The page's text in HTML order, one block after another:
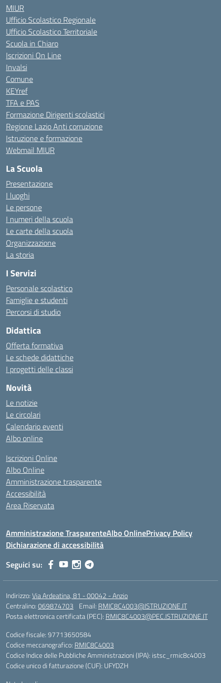
MIUR
Ufficio Scolastico Regionale
Ufficio Scolastico Territoriale
Scuola in Chiaro
Iscrizioni On Line
Invalsi
Comune
KEYref
TFA e PAS
Formazione Dirigenti scolastici
Regione Lazio Anti corruzione
Istruzione e formazione
Webmail MIUR
La Scuola
Presentazione
I luoghi
Le persone
I numeri della scuola
Le carte della scuola
Organizzazione
La storia
I Servizi
Personale scolastico
Famiglie e studenti
Percorsi di studio
Didattica
Offerta formativa
Le schede didattiche
I progetti delle classi
Novità
Le notizie
Le circolari
Calendario eventi
Albo online
Iscrizioni Online
Albo Online
Amministrazione trasparente
Accessibilità
Area Riservata
Amministrazione TrasparenteAlbo OnlinePrivacy Policy
Dichiarazione di accessibilità
Seguici su:
Indirizzo:Via Ardeatina, 81 - 00042 - Anzio
Centralino:069874703 Email: RMIC8C4003@ISTRUZIONE.IT
Posta elettronica certificata (PEC): RMIC8C4003@PEC.ISTRUZIONE.IT
Codice fiscale: 97713650584
Codice meccanografico: RMIC8C4003
Codice Indice delle Pubbliche Amministrazioni (IPA): istsc_rmic8c4003
Codice unico di fatturazione (CUF): UFYDZH